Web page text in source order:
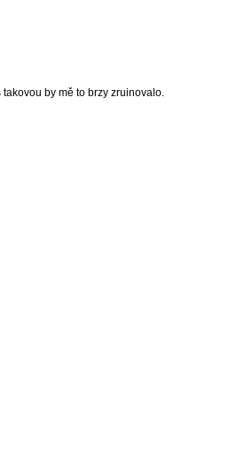
by mě to brzy zruinovalo.